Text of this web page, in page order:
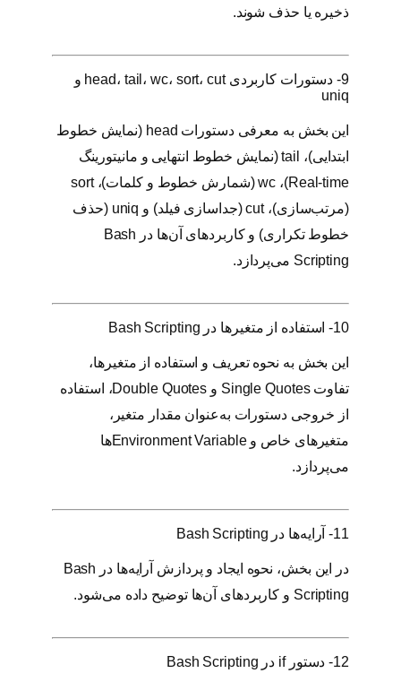
ذخیره یا حذف شوند.
9- دستورات کاربردی head، tail، wc، sort، cut و
uniq
این بخش به معرفی دستورات head (نمایش خطوط
ابتدایی)، tail (نمایش خطوط انتهایی و مانیتورینگ
Real-time)، wc (شمارش خطوط و کلمات)، sort
(مرتب‌سازی)، cut (جداسازی فیلد) و uniq (حذف
خطوط تکراری) و کاربردهای آن‌ها در Bash
Scripting می‌پردازد.
10- استفاده از متغیرها در Bash Scripting
این بخش به نحوه تعریف و استفاده از متغیرها،
تفاوت Single Quotes و Double Quotes، استفاده
از خروجی دستورات به‌عنوان مقدار متغیر،
متغیرهای خاص و Environment Variableها
می‌پردازد.
11- آرایه‌ها در Bash Scripting
در این بخش، نحوه ایجاد و پردازش آرایه‌ها در Bash
Scripting و کاربردهای آن‌ها توضیح داده می‌شود.
12- دستور if در Bash Scripting